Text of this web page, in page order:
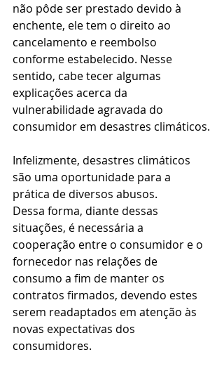
não pôde ser prestado devido à
enchente, ele tem o direito ao
cancelamento e reembolso
conforme estabelecido. Nesse
sentido, cabe tecer algumas
explicações acerca da
vulnerabilidade agravada do
consumidor em desastres climáticos.
Infelizmente, desastres climáticos
são uma oportunidade para a
prática de diversos abusos.
Dessa forma, diante dessas
situações, é necessária a
cooperação entre o consumidor e o
fornecedor nas relações de
consumo a fim de manter os
contratos firmados, devendo estes
serem readaptados em atenção às
novas expectativas dos
consumidores.